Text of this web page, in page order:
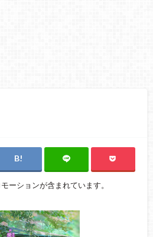
ーションが含まれています。